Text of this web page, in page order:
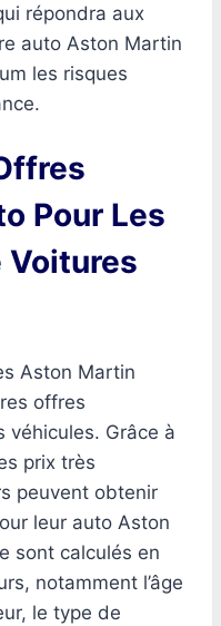
répondra aux
auto Aston Martin
les risques
Pour Les
Voitures
Aston Martin
offres
véhicules. Grâce à
prix très
peuvent obtenir
leur auto Aston
sont calculés en
notamment l’âge
le type de